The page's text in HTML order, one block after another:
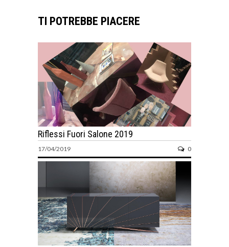
TI POTREBBE PIACERE
Riflessi Fuori Salone 2019
17/04/2019 0